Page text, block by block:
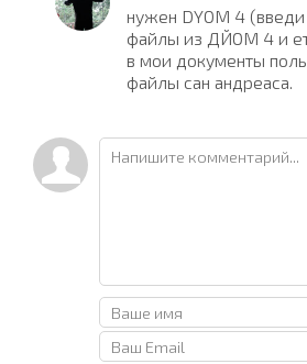
нужен DYOM 4 (введи
файлы из ДЙОМ 4 и
в мои документы
файлы сан андреаса.